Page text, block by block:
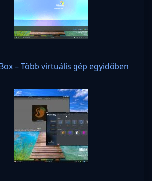
– Több virtuális gép egyidőben